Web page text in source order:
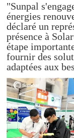
"Sunpal
énergies
déclaré un
présence à
étape
fournir des
adaptées aux